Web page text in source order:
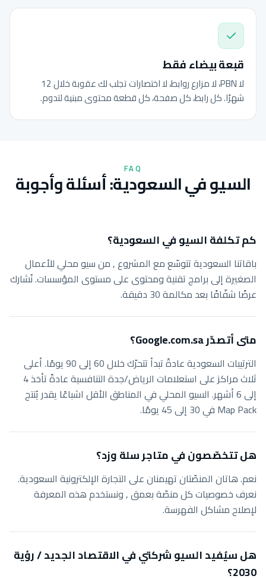
قبعة بيضاء فقط
لا PBN، لا مزارع روابط، لا اختصارات تجلب لك عقوبة خلال 12
شهرًا. كل رابط، كل صفحة، كل قطعة محتوى مبنية لتدوم.
FAQ
السيو في السعودية: أسئلة وأجوبة
كم تكلفة السيو في السعودية؟
باقاتنا السعودية تتوسّع مع المشروع , من سيو محلي للأعمال
الصغيرة إلى برامج تقنية ومحتوى على مستوى المؤسسات. نُشارك
عرضًا شفّافًا بعد مكالمة 30 دقيقة.
متى أتصدّر Google.com.sa؟
الترتيبات السعودية عادةً تبدأ تتحرّك خلال 60 إلى 90 يومًا. أعلى
ثلاث مراكز على استعلامات الرياض/جدة التنافسية عادةً تأخذ 4
إلى 6 أشهر. السيو المحلي في المناطق الأقل اشباعًا يقدر يُنتج
Map Pack في 30 إلى 45 يومًا.
هل تتخصّصون في متاجر سلة وزد؟
نعم. هاتان المنصّتان تهيمنان على التجارة الإلكترونية السعودية.
نعرف خصوصيات كل منصّة بعمق , ونستخدم هذه المعرفة
لإصلاح مشاكل الفهرسة.
هل سيُفيد السيو شركتي في الاقتصاد الجديد / رؤية
2030؟